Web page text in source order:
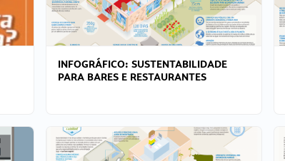
INFOGRÁFICO: SUSTENTABILIDADE
PARA BARES E RESTAURANTES